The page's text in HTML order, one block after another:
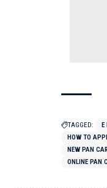
TAGGED:
HOW TO
NEW PAN
ONLINE PAN